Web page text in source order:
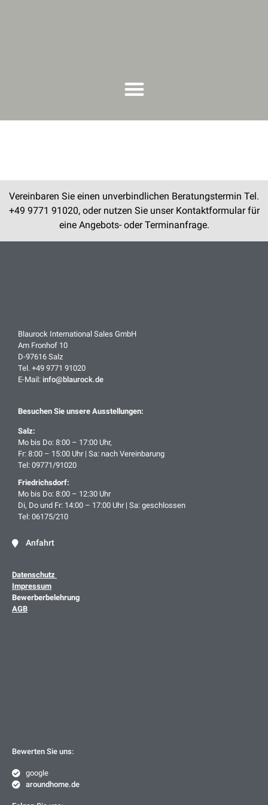
Vereinbaren Sie einen unverbindlichen Beratungstermin Tel.
+49 9771 91020, oder nutzen Sie unser Kontaktformular für
eine Angebots- oder Terminanfrage.
Blaurock International Sales GmbH
Am Fronhof 10
D-97616 Salz
Tel. +49 9771 91020
E-Mail: info@blaurock.de
Besuchen Sie unsere Ausstellungen:
Salz:
Mo bis Do: 8:00 – 17:00 Uhr,
Fr: 8:00 – 15:00 Uhr | Sa: nach Vereinbarung
Tel: 09771/91020
Friedrichsdorf:
Mo bis Do: 8:00 – 12:30 Uhr
Di, Do und Fr: 14:00 – 17:00 Uhr | Sa: geschlossen
Tel: 06175/210
Anfahrt
Datenschutz
Impressum
Bewerberbelehrung
AGB
Bewerten Sie uns:
google
aroundhome.de